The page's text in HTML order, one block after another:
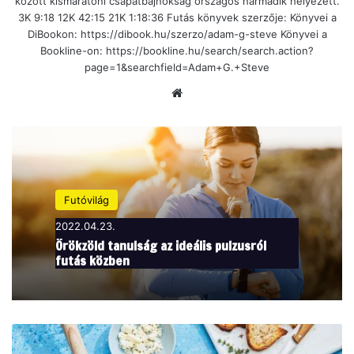
3K 9:18 12K 42:15 21K 1:18:36 Futás könyvek szerzője: Könyvei a
DiBookon: https://dibook.hu/szerzo/adam-g-steve Könyvei a
Bookline-on: https://bookline.hu/search/search.action?
page=1&searchfield=Adam+G.+Steve
Futóvilág
2022.04.23.
Örökzöld tanulság az ideális pulzusról
futás közben
8
o